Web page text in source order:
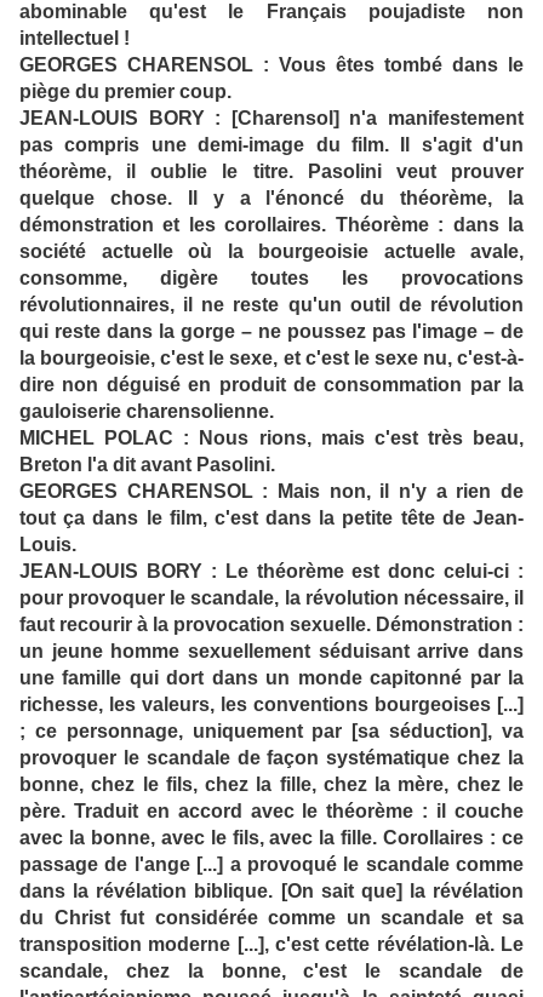
abominable qu'est le Français poujadiste non
intellectuel !
GEORGES CHARENSOL : Vous êtes tombé dans le
piège du premier coup.
JEAN-LOUIS BORY : [Charensol] n'a manifestement
pas compris une demi-image du film. Il s'agit d'un
théorème, il oublie le titre. Pasolini veut prouver
quelque chose. Il y a l'énoncé du théorème, la
démonstration et les corollaires. Théorème : dans la
société actuelle où la bourgeoisie actuelle avale,
consomme, digère toutes les provocations
révolutionnaires, il ne reste qu'un outil de révolution
qui reste dans la gorge – ne poussez pas l'image – de
la bourgeoisie, c'est le sexe, et c'est le sexe nu, c'est-à-
dire non déguisé en produit de consommation par la
gauloiserie charensolienne.
MICHEL POLAC : Nous rions, mais c'est très beau,
Breton l'a dit avant Pasolini.
GEORGES CHARENSOL : Mais non, il n'y a rien de
tout ça dans le film, c'est dans la petite tête de Jean-
Louis.
JEAN-LOUIS BORY : Le théorème est donc celui-ci :
pour provoquer le scandale, la révolution nécessaire, il
faut recourir à la provocation sexuelle. Démonstration :
un jeune homme sexuellement séduisant arrive dans
une famille qui dort dans un monde capitonné par la
richesse, les valeurs, les conventions bourgeoises [...]
; ce personnage, uniquement par [sa séduction], va
provoquer le scandale de façon systématique chez la
bonne, chez le fils, chez la fille, chez la mère, chez le
père. Traduit en accord avec le théorème : il couche
avec la bonne, avec le fils, avec la fille. Corollaires : ce
passage de l'ange [...] a provoqué le scandale comme
dans la révélation biblique. [On sait que] la révélation
du Christ fut considérée comme un scandale et sa
transposition moderne [...], c'est cette révélation-là. Le
scandale, chez la bonne, c'est le scandale de